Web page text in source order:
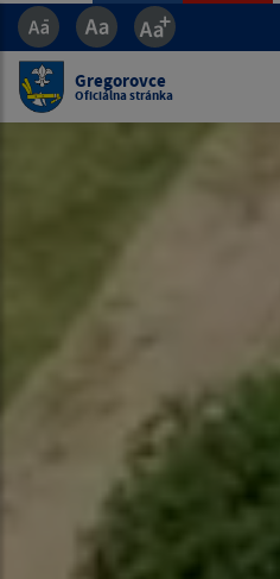
Gregorovce
Oficiálna stránka